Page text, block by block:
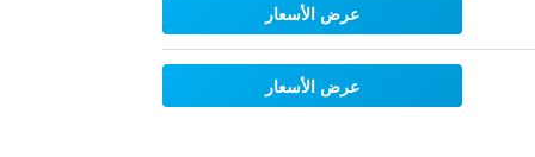
عرض الأسعار
عرض الأسعار